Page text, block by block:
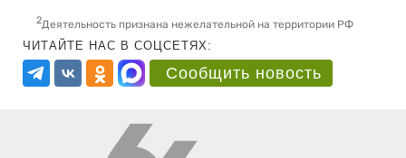
2Деятельность признана нежелательной на территории РФ
ЧИТАЙТЕ НАС В СОЦСЕТЯХ:
Сообщить новость